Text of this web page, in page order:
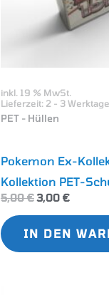
inkl. 19 % MwSt.
Lieferzeit: 2 - 3 Werktage
PET - Hüllen
Pokemon Ex-
Kollektion PET-
5,00€3,00 €
IN DEN